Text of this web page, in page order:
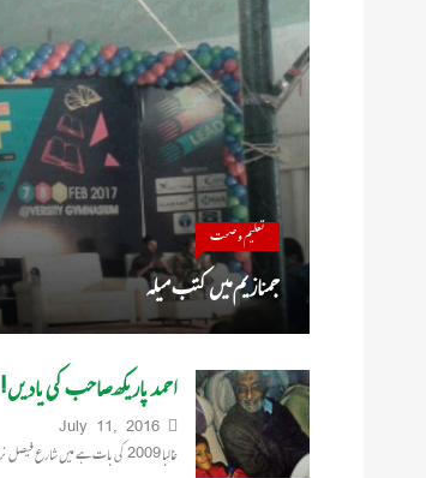
تعلیم و صحت
جمنازیم میں کتب میلہ
احمد پاریکھ صاحب کی یادیں!
July 11, 2016
غالبا 2009 کی بات ہے میں شارع فیصل نرسری کے پاس واقع ایک پٹرول پمپ سے متصل دکان میں داخل…